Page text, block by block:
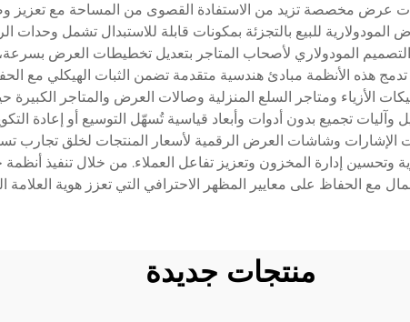
عرض مخصصة تزيد من الاستفادة القصوى من المساحة مع تعزيز
المودولارية للبيع بالتجزئة بمكونات قابلة للاستبدال تشمل
التصميم المودولاري لأصحاب المتاجر بتعديل تخطيطات العرض
تدمج هذه الأنظمة مبادئ هندسية متقدمة تضمن الثبات الهيكلي مع
الأزياء ومتاجر السلع المنزلية وصالات العرض والمتاجر
وآليات تجميع بدون أدوات وأبعاد قياسية تُسهّل التوسيع أو إعادة
الإشارات وشاشات العرض الرقمية لأسعار المنتجات لخلق تجارب
إدارة المخزون وتعزيز تفاعل العملاء. من خلال تنفيذ أنظمة
مع الحفاظ على معايير المظهر الاحترافي التي تعزز هوية العلامة
منتجات جديدة